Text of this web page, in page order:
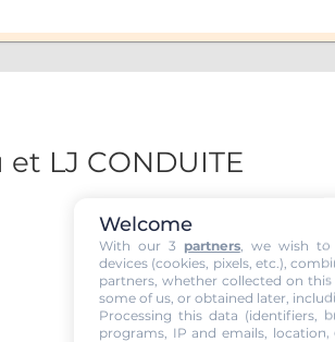
LJ CONDUITE
Welcome
With our 3 partners, we wish to
devices (cookies, pixels, etc.),
partners, whether collected on
some of us, or obtained later,
Processing this data (identifiers,
programs, IP and emails,